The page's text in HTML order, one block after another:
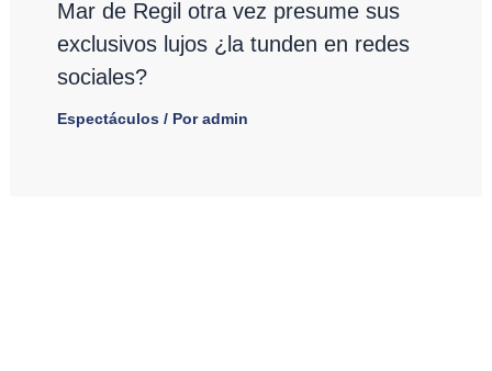
Mar de Regil otra vez presume sus
exclusivos lujos ¿la tunden en redes
sociales?
Espectáculos/ Poradmin